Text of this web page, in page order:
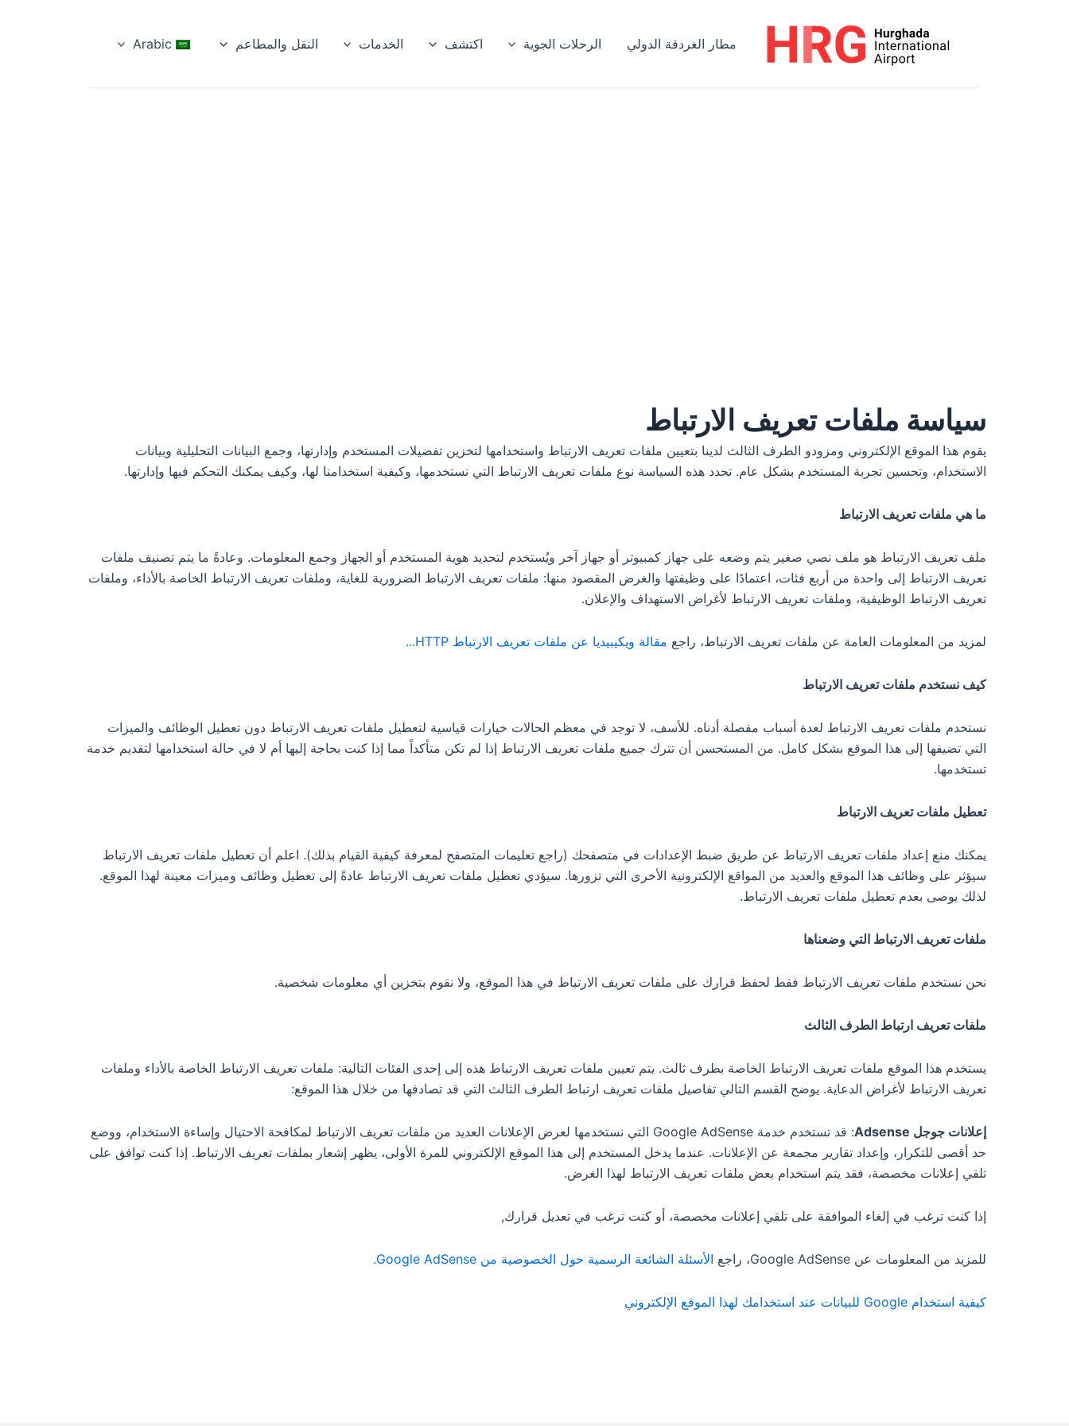
مطار الغردقة الدولي الرحلات الجوية اكتشف الخدمات النقل والمطاعم Arabic
سياسة ملفات تعريف الارتباط
يقوم هذا الموقع الإلكتروني ومزودو الطرف الثالث لدينا بتعيين ملفات تعريف الارتباط واستخدامها لتخزين تفضيلات المستخدم وإدارتها، وجمع البيانات التحليلية وبيانات
الاستخدام، وتحسين تجربة المستخدم بشكل عام. تحدد هذه السياسة نوع ملفات تعريف الارتباط التي نستخدمها، وكيفية استخدامنا لها، وكيف يمكنك التحكم فيها وإدارتها.
ما هي ملفات تعريف الارتباط
ملف تعريف الارتباط هو ملف نصي صغير يتم وضعه على جهاز كمبيوتر أو جهاز آخر ويُستخدم لتحديد هوية المستخدم أو الجهاز وجمع المعلومات. وعادةً ما يتم تصنيف ملفات
تعريف الارتباط إلى واحدة من أربع فئات، اعتمادًا على وظيفتها والغرض المقصود منها: ملفات تعريف الارتباط الضرورية للغاية، وملفات تعريف الارتباط الخاصة بالأداء، وملفات
تعريف الارتباط الوظيفية، وملفات تعريف الارتباط لأغراض الاستهداف والإعلان.
لمزيد من المعلومات العامة عن ملفات تعريف الارتباط، راجع مقالة ويكيبيديا عن ملفات تعريف الارتباط HTTP...
كيف نستخدم ملفات تعريف الارتباط
نستخدم ملفات تعريف الارتباط لعدة أسباب مفصلة أدناه. للأسف، لا توجد في معظم الحالات خيارات قياسية لتعطيل ملفات تعريف الارتباط دون تعطيل الوظائف والميزات
التي تضيفها إلى هذا الموقع بشكل كامل. من المستحسن أن تترك جميع ملفات تعريف الارتباط إذا لم تكن متأكداً مما إذا كنت بحاجة إليها أم لا في حالة استخدامها لتقديم خدمة
تستخدمها.
تعطيل ملفات تعريف الارتباط
يمكنك منع إعداد ملفات تعريف الارتباط عن طريق ضبط الإعدادات في متصفحك (راجع تعليمات المتصفح لمعرفة كيفية القيام بذلك). اعلم أن تعطيل ملفات تعريف الارتباط
سيؤثر على وظائف هذا الموقع والعديد من المواقع الإلكترونية الأخرى التي تزورها. سيؤدي تعطيل ملفات تعريف الارتباط عادةً إلى تعطيل وظائف وميزات معينة لهذا الموقع.
لذلك يوصى بعدم تعطيل ملفات تعريف الارتباط.
ملفات تعريف الارتباط التي وضعناها
نحن نستخدم ملفات تعريف الارتباط فقط لحفظ قرارك على ملفات تعريف الارتباط في هذا الموقع، ولا نقوم بتخزين أي معلومات شخصية.
ملفات تعريف ارتباط الطرف الثالث
يستخدم هذا الموقع ملفات تعريف الارتباط الخاصة بطرف ثالث. يتم تعيين ملفات تعريف الارتباط هذه إلى إحدى الفئات التالية: ملفات تعريف الارتباط الخاصة بالأداء وملفات
تعريف الارتباط لأغراض الدعاية. يوضح القسم التالي تفاصيل ملفات تعريف ارتباط الطرف الثالث التي قد تصادفها من خلال هذا الموقع:
إعلانات جوجل Adsense
: قد تستخدم خدمة Google AdSense التي نستخدمها لعرض الإعلانات العديد من ملفات تعريف الارتباط لمكافحة الاحتيال وإساءة الاستخدام، ووضع
حد أقصى للتكرار، وإعداد تقارير مجمعة عن الإعلانات. عندما يدخل المستخدم إلى هذا الموقع الإلكتروني للمرة الأولى، يظهر إشعار بملفات تعريف الارتباط. إذا كنت توافق على
تلقي إعلانات مخصصة، فقد يتم استخدام بعض ملفات تعريف الارتباط لهذا الغرض.
إذا كنت ترغب في إلغاء الموافقة على تلقي إعلانات مخصصة، أو كنت ترغب في تعديل قرارك,
للمزيد من المعلومات عن Google AdSense، راجع الأسئلة الشائعة الرسمية حول الخصوصية من Google AdSense.
كيفية استخدام Google للبيانات عند استخدامك لهذا الموقع الإلكتروني